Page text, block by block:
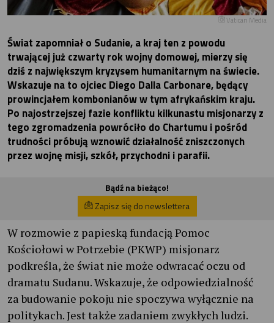
Vatican Media
Świat zapomniał o Sudanie, a kraj ten z powodu
trwającej już czwarty rok wojny domowej, mierzy się
dziś z największym kryzysem humanitarnym na świecie.
Wskazuje na to ojciec Diego Dalla Carbonare, będący
prowincjałem kombonianów w tym afrykańskim kraju.
Po najostrzejszej fazie konfliktu kilkunastu misjonarzy z
tego zgromadzenia powróciło do Chartumu i pośród
trudności próbują wznowić działalność zniszczonych
przez wojnę misji, szkół, przychodni i parafii.
Bądź na bieżąco!
Zapisz się do newslettera
W rozmowie z papieską fundacją Pomoc
Kościołowi w Potrzebie (PKWP) misjonarz
podkreśla, że świat nie może odwracać oczu od
dramatu Sudanu. Wskazuje, że odpowiedzialność
za budowanie pokoju nie spoczywa wyłącznie na
politykach. Jest także zadaniem zwykłych ludzi.